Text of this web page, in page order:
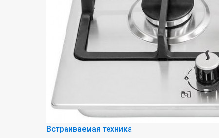
Встраиваемая техника